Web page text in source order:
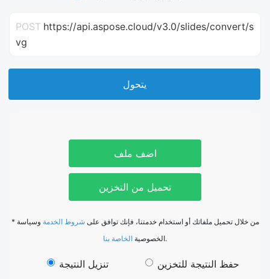
POST https://api.aspose.cloud/v3.0/slides/convert/s
vg
يتحول
اضف ملف
تحميل من التخزين
* من خلال تحميل ملفاتك أو استخدام خدمتنا، فإنك توافق على شروط الخدمة وسياسة
الخصوصية الخاصة بنا .
تنزيل النتيجة حفظ النتيجة للتخزين